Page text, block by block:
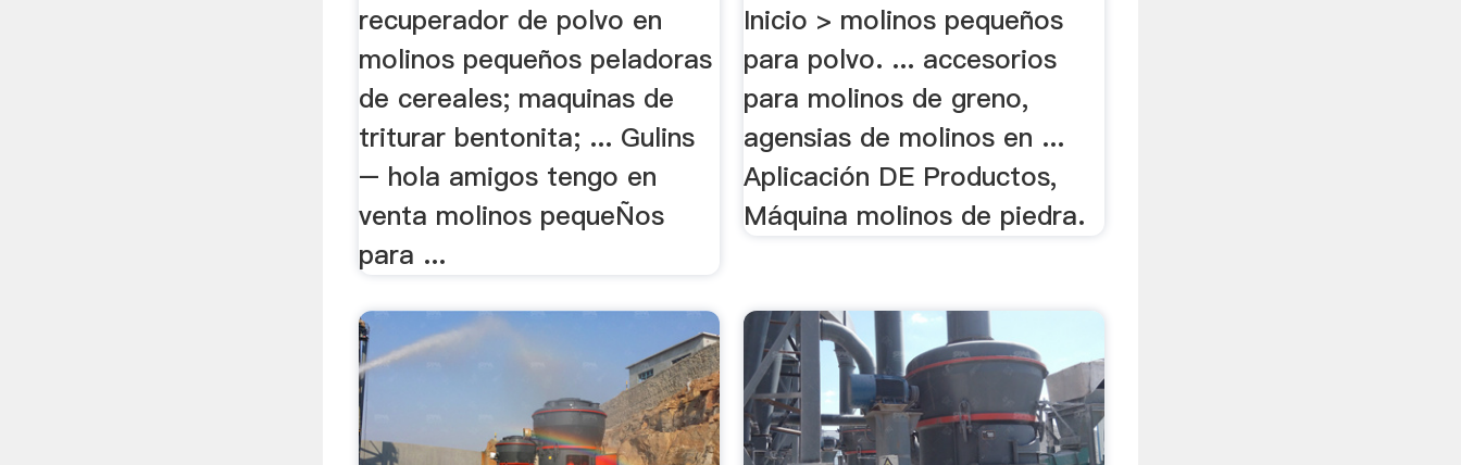
recuperador de polvo en
molinos pequeños peladoras
de cereales; maquinas de
triturar bentonita; ... Gulins
– hola amigos tengo en
venta molinos pequeÑos
para ...
Inicio > molinos pequeños
para polvo. ... accesorios
para molinos de greno,
agensias de molinos en ...
Aplicación DE Productos,
Máquina molinos de piedra.